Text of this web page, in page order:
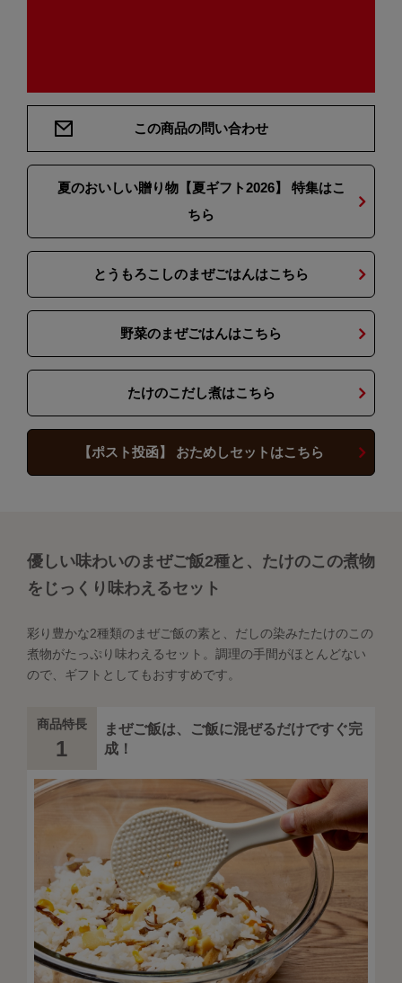
この商品の問い合わせ
夏のおいしい贈り物【夏ギフト2026】 特集はこ
ちら
とうもろこしのまぜごはんはこちら
野菜のまぜごはんはこちら
たけのこだし煮はこちら
【ポスト投函】 おためしセットはこちら
優しい味わいのまぜご飯2種と、たけのこの煮物
をじっくり味わえるセット
彩り豊かな2種類のまぜご飯の素と、だしの染みたたけのこの
煮物がたっぷり味わえるセット。調理の手間がほとんどない
ので、ギフトとしてもおすすめです。
商品特長
1
まぜご飯は、ご飯に混ぜるだけですぐ完
成！